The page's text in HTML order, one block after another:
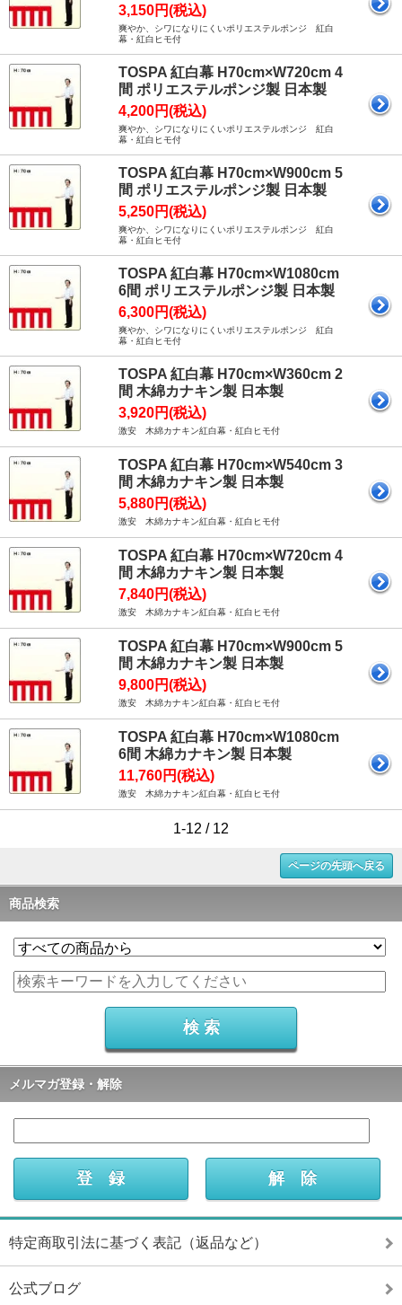
3,150円(税込)
爽やか、シワになりにくいポリエステルポンジ 紅白
幕・紅白ヒモ付
TOSPA 紅白幕 H70cm×W720cm 4
間 ポリエステルポンジ製 日本製
4,200円(税込)
爽やか、シワになりにくいポリエステルポンジ 紅白
幕・紅白ヒモ付
TOSPA 紅白幕 H70cm×W900cm 5
間 ポリエステルポンジ製 日本製
5,250円(税込)
爽やか、シワになりにくいポリエステルポンジ 紅白
幕・紅白ヒモ付
TOSPA 紅白幕 H70cm×W1080cm
6間 ポリエステルポンジ製 日本製
6,300円(税込)
爽やか、シワになりにくいポリエステルポンジ 紅白
幕・紅白ヒモ付
TOSPA 紅白幕 H70cm×W360cm 2
間 木綿カナキン製 日本製
3,920円(税込)
激安 木綿カナキン紅白幕・紅白ヒモ付
TOSPA 紅白幕 H70cm×W540cm 3
間 木綿カナキン製 日本製
5,880円(税込)
激安 木綿カナキン紅白幕・紅白ヒモ付
TOSPA 紅白幕 H70cm×W720cm 4
間 木綿カナキン製 日本製
7,840円(税込)
激安 木綿カナキン紅白幕・紅白ヒモ付
TOSPA 紅白幕 H70cm×W900cm 5
間 木綿カナキン製 日本製
9,800円(税込)
激安 木綿カナキン紅白幕・紅白ヒモ付
TOSPA 紅白幕 H70cm×W1080cm
6間 木綿カナキン製 日本製
11,760円(税込)
激安 木綿カナキン紅白幕・紅白ヒモ付
1-12 / 12
ページの先頭へ戻る
商品検索
メルマガ登録・解除
特定商取引法に基づく表記（返品など）
公式ブログ